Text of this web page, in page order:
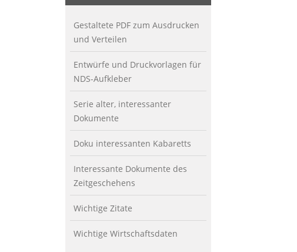
Gestaltete PDF zum Ausdrucken
und Verteilen
Entwürfe und Druckvorlagen für
NDS-Aufkleber
Serie alter, interessanter
Dokumente
Doku interessanten Kabaretts
Interessante Dokumente des
Zeitgeschehens
Wichtige Zitate
Wichtige Wirtschaftsdaten